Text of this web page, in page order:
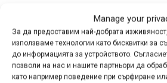
Manage your
За да предоставим най-добрата
използваме технологии като бисквитки за
до информацията за устройството.
позволи на нас и нашите партньори да
като например поведение при сърфиране